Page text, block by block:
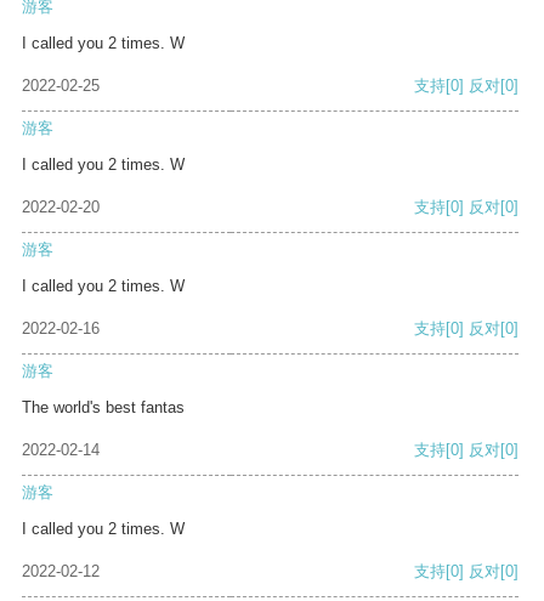
游客
I called you 2 times. W
2022-02-25 支持[0] 反对[0]
游客
I called you 2 times. W
2022-02-20 支持[0] 反对[0]
游客
I called you 2 times. W
2022-02-16 支持[0] 反对[0]
游客
The world's best fantas
2022-02-14 支持[0] 反对[0]
游客
I called you 2 times. W
2022-02-12 支持[0] 反对[0]